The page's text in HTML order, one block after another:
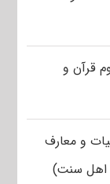
قرآن و
و معارف
سنت)